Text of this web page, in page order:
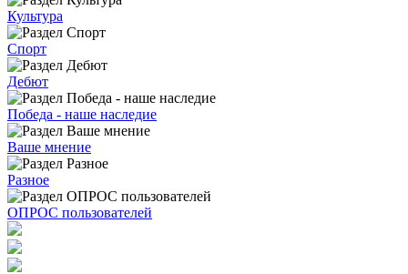
Культура
Спорт
Дебют
Победа - наше наследие
Ваше мнение
Разное
ОПРОС пользователей